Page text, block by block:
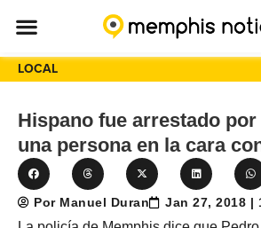
LOCAL
Hispano fue arrestado
una persona en la cara
Por Manuel Duran Jan 27, 2018 |